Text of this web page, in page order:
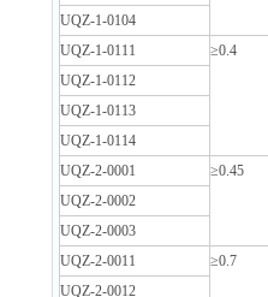
UQZ-1-0104
UQZ-1-0111
≥0.4
UQZ-1-0112
UQZ-1-0113
UQZ-1-0114
UQZ-2-0001
≥0.45
UQZ-2-0002
UQZ-2-0003
UQZ-2-0011
≥0.7
UQZ-2-0012